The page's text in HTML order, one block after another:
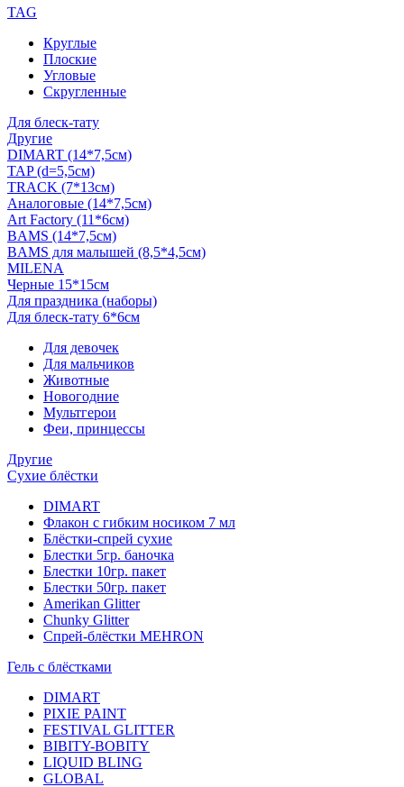
TAG
Круглые
Плоские
Угловые
Скругленные
Для блеск-тату
Другие
DIMART (14*7,5см)
TAP (d=5,5см)
TRACK (7*13см)
Аналоговые (14*7,5см)
Art Factory (11*6см)
BAMS (14*7,5см)
BAMS для малышей (8,5*4,5см)
MILENA
Черные 15*15см
Для праздника (наборы)
Для блеск-тату 6*6см
Для девочек
Для мальчиков
Животные
Новогодние
Мультгерои
Феи, принцессы
Другие
Сухие блёстки
DIMART
Флакон с гибким носиком 7 мл
Блёстки-спрей сухие
Блестки 5гр. баночка
Блестки 10гр. пакет
Блестки 50гр. пакет
Amerikan Glitter
Chunky Glitter
Спрей-блёстки MEHRON
Гель с блёстками
DIMART
PIXIE PAINT
FESTIVAL GLITTER
BIBITY-BOBITY
LIQUID BLING
GLOBAL